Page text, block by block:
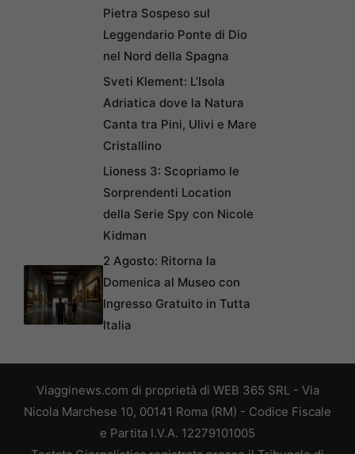
Pietra Sospeso sul
Leggendario Ponte di Dio
nel Nord della Spagna
Sveti Klement: L’Isola
Adriatica dove la Natura
Canta tra Pini, Ulivi e Mare
Cristallino
Lioness 3: Scopriamo le
Sorprendenti Location
della Serie Spy con Nicole
Kidman
2 Agosto: Ritorna la
Domenica al Museo con
Ingresso Gratuito in Tutta
Italia
Viagginews.com di proprietà di WEB 365 SRL - Via
Nicola Marchese 10, 00141 Roma (RM) - Codice Fiscale
e Partita I.V.A. 12279101005